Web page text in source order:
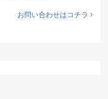
お問い合わせはコチラ